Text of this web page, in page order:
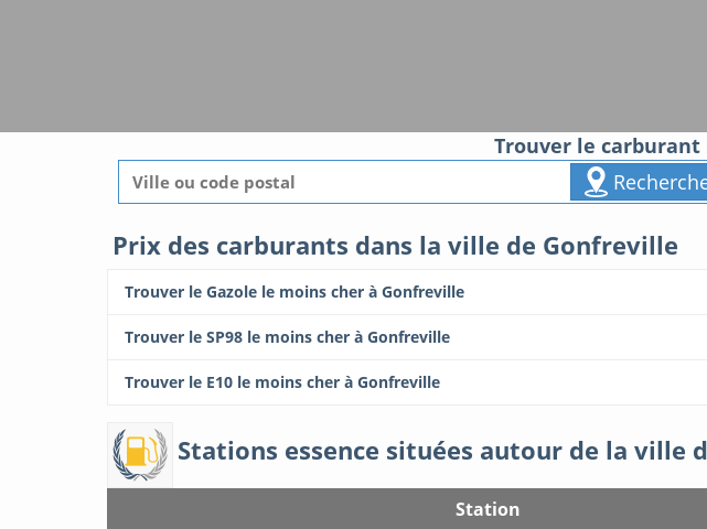
Trouver le
Prix des carburants dans la ville de Gonfreville
Trouver le Gazole le moins cher à Gonfreville
Trouver le SP98 le moins cher à Gonfreville
Trouver le E10 le moins cher à Gonfreville
Stations essence situées autour de la ville
Station